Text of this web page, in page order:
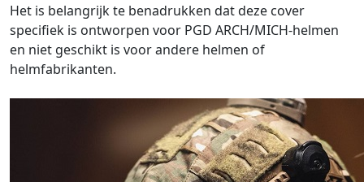
Het is belangrijk te benadrukken dat deze cover
specifiek is ontworpen voor PGD ARCH/MICH-helmen
en niet geschikt is voor andere helmen of
helmfabrikanten.